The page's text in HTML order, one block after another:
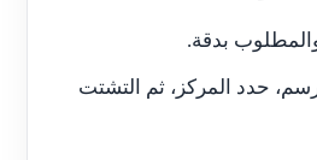
بدقة.
حدد المركز، ثم التشتت